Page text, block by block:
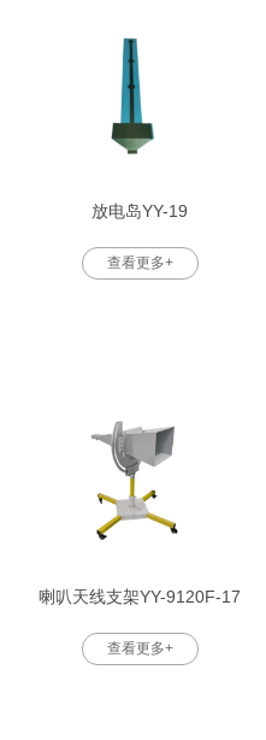
放电岛YY-19
查看更多+
喇叭天线支架YY-9120F-17
查看更多+